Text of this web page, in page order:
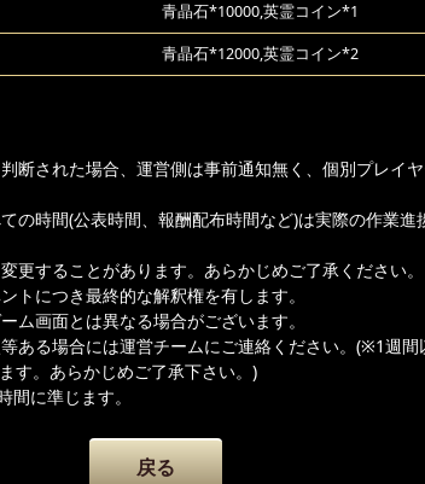
青晶石*10000,英霊コイン*1
青晶石*12000,英霊コイン*2
断された場合、運営側は事前通知無く、個別プレイ
の時間(公表時間、報酬配布時間など)は実際の作業進
更することがあります。あらかじめご了承ください。
トにつき最終的な解釈権を有します。
ム画面とは異なる場合がございます。
ある場合には運営チームにご連絡ください。(※1週間
す。あらかじめご了承下さい。)
に準じます。
戻る